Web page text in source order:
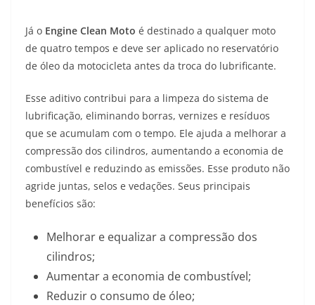
Já o Engine Clean Moto é destinado a qualquer moto
de quatro tempos e deve ser aplicado no reservatório
de óleo da motocicleta antes da troca do lubrificante.
Esse aditivo contribui para a limpeza do sistema de
lubrificação, eliminando borras, vernizes e resíduos
que se acumulam com o tempo. Ele ajuda a melhorar a
compressão dos cilindros, aumentando a economia de
combustível e reduzindo as emissões. Esse produto não
agride juntas, selos e vedações. Seus principais
benefícios são:
Melhorar e equalizar a compressão dos
cilindros;
Aumentar a economia de combustível;
Reduzir o consumo de óleo;